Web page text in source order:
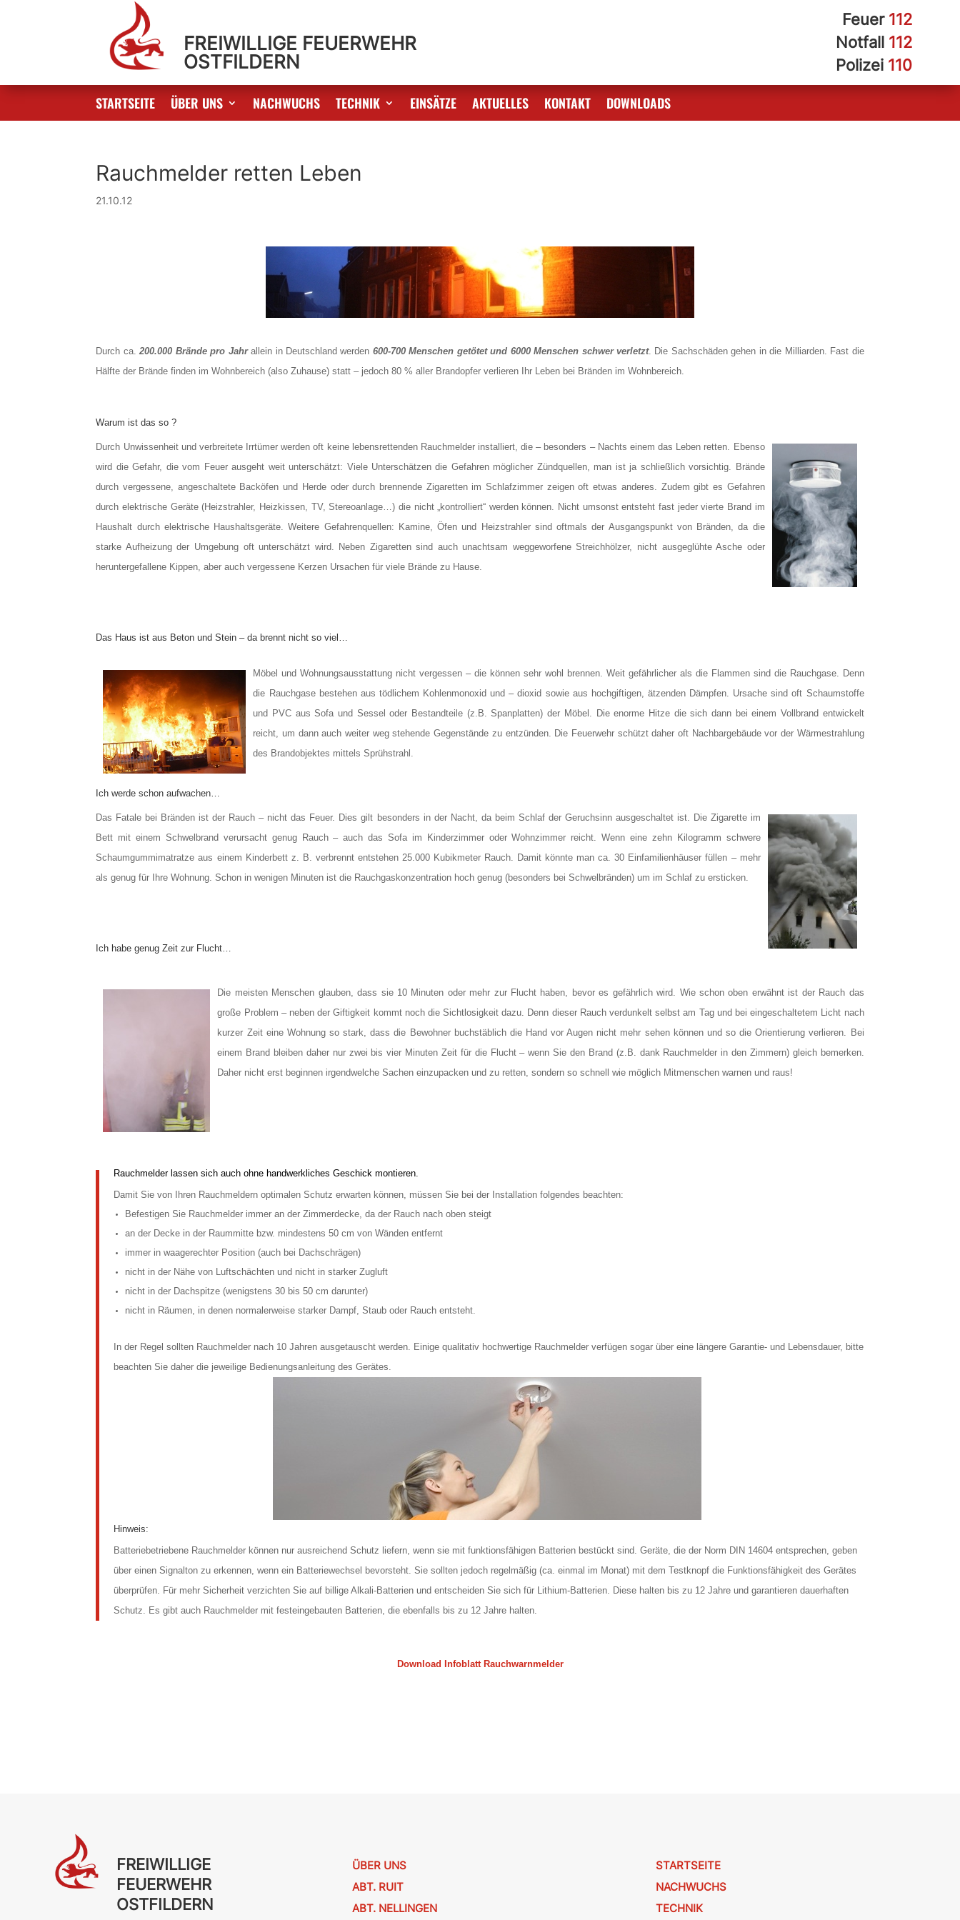
FREIWILLIGE FEUERWEHR
OSTFILDERN
Feuer 112
Notfall 112
Polizei 110
STARTSEITE ÜBER UNS NACHWUCHS TECHNIK EINSÄTZE AKTUELLES KONTAKT DOWNLOADS
Rauchmelder retten Leben
21.10.12
Durch ca.200.000 Brände pro Jahrallein in Deutschland werden 600-700 Menschen getötet und 6000 Menschen schwer verletzt. Die Sachschäden gehen in die Milliarden. Fast die
Hälfte der Brände finden im Wohnbereich (also Zuhause) statt – jedoch 80 % aller Brandopfer verlieren Ihr Leben bei Bränden im Wohnbereich.
Warum ist das so ?
Durch Unwissenheit und verbreitete Irrtümer werden oft keine lebensrettenden Rauchmelder installiert, die – besonders – Nachts einem das Leben retten. Ebenso
wird die Gefahr, die vom Feuer ausgeht weit unterschätzt: Viele Unterschätzen die Gefahren möglicher Zündquellen, man ist ja schließlich vorsichtig. Brände
durch vergessene, angeschaltete Backöfen und Herde oder durch brennende Zigaretten im Schlafzimmer zeigen oft etwas anderes. Zudem gibt es Gefahren
durch elektrische Geräte (Heizstrahler, Heizkissen, TV, Stereoanlage…) die nicht „kontrolliert“ werden können. Nicht umsonst entsteht fast jeder vierte Brand im
Haushalt durch elektrische Haushaltsgeräte. Weitere Gefahrenquellen: Kamine, Öfen und Heizstrahler sind oftmals der Ausgangspunkt von Bränden, da die
starke Aufheizung der Umgebung oft unterschätzt wird. Neben Zigaretten sind auch unachtsam weggeworfene Streichhölzer, nicht ausgeglühte Asche oder
heruntergefallene Kippen, aber auch vergessene Kerzen Ursachen für viele Brände zu Hause.
Das Haus ist aus Beton und Stein – da brennt nicht so viel…
Möbel und Wohnungsausstattung nicht vergessen – die können sehr wohl brennen. Weit gefährlicher als die Flammen sind die Rauchgase. Denn
die Rauchgase bestehen aus tödlichem Kohlenmonoxid und – dioxid sowie aus hochgiftigen, ätzenden Dämpfen. Ursache sind oft Schaumstoffe
und PVC aus Sofa und Sessel oder Bestandteile (z.B. Spanplatten) der Möbel. Die enorme Hitze die sich dann bei einem Vollbrand entwickelt
reicht, um dann auch weiter weg stehende Gegenstände zu entzünden. Die Feuerwehr schützt daher oft Nachbargebäude vor der Wärmestrahlung
des Brandobjektes mittels Sprühstrahl.
Ich werde schon aufwachen…
Das Fatale bei Bränden ist der Rauch – nicht das Feuer. Dies gilt besonders in der Nacht, da beim Schlaf der Geruchsinn ausgeschaltet ist. Die Zigarette im
Bett mit einem Schwelbrand verursacht genug Rauch – auch das Sofa im Kinderzimmer oder Wohnzimmer reicht. Wenn eine zehn Kilogramm schwere
Schaumgummimatratze aus einem Kinderbett z. B. verbrennt entstehen 25.000 Kubikmeter Rauch. Damit könnte man ca. 30 Einfamilienhäuser füllen – mehr
als genug für Ihre Wohnung. Schon in wenigen Minuten ist die Rauchgaskonzentration hoch genug (besonders bei Schwelbränden) um im Schlaf zu ersticken.
Ich habe genug Zeit zur Flucht…
Die meisten Menschen glauben, dass sie 10 Minuten oder mehr zur Flucht haben, bevor es gefährlich wird. Wie schon oben erwähnt ist der Rauch das
große Problem – neben der Giftigkeit kommt noch die Sichtlosigkeit dazu. Denn dieser Rauch verdunkelt selbst am Tag und bei eingeschaltetem Licht nach
kurzer Zeit eine Wohnung so stark, dass die Bewohner buchstäblich die Hand vor Augen nicht mehr sehen können und so die Orientierung verlieren. Bei
einem Brand bleiben daher nur zwei bis vier Minuten Zeit für die Flucht – wenn Sie den Brand (z.B. dank Rauchmelder in den Zimmern) gleich bemerken.
Daher nicht erst beginnen irgendwelche Sachen einzupacken und zu retten, sondern so schnell wie möglich Mitmenschen warnen und raus!
Rauchmelder lassen sich auch ohne handwerkliches Geschick montieren.
Damit Sie von Ihren Rauchmeldern optimalen Schutz erwarten können, müssen Sie bei der Installation folgendes beachten:
Befestigen Sie Rauchmelder immer an der Zimmerdecke, da der Rauch nach oben steigt
an der Decke in der Raummitte bzw. mindestens 50 cm von Wänden entfernt
immer in waagerechter Position (auch bei Dachschrägen)
nicht in der Nähe von Luftschächten und nicht in starker Zugluft
nicht in der Dachspitze (wenigstens 30 bis 50 cm darunter)
nicht in Räumen, in denen normalerweise starker Dampf, Staub oder Rauch entsteht.
In der Regel sollten Rauchmelder nach 10 Jahren ausgetauscht werden. Einige qualitativ hochwertige Rauchmelder verfügen sogar über eine längere Garantie- und Lebensdauer, bitte
beachten Sie daher die jeweilige Bedienungsanleitung des Gerätes.
Hinweis:
Batteriebetriebene Rauchmelder können nur ausreichend Schutz liefern, wenn sie mit funktionsfähigen Batterien bestückt sind. Geräte, die der Norm DIN 14604 entsprechen, geben
über einen Signalton zu erkennen, wenn ein Batteriewechsel bevorsteht. Sie sollten jedoch regelmäßig (ca. einmal im Monat) mit dem Testknopf die Funktionsfähigkeit des Gerätes
überprüfen. Für mehr Sicherheit verzichten Sie auf billige Alkali-Batterien und entscheiden Sie sich für Lithium-Batterien. Diese halten bis zu 12 Jahre und garantieren dauerhaften
Schutz. Es gibt auch Rauchmelder mit festeingebauten Batterien, die ebenfalls bis zu 12 Jahre halten.
Download Infoblatt Rauchwarnmelder
FREIWILLIGE
FEUERWEHR
OSTFILDERN
ÜBER UNS
ABT. RUIT
ABT. NELLINGEN
STARTSEITE
NACHWUCHS
TECHNIK